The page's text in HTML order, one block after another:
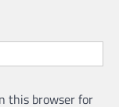
this browser for